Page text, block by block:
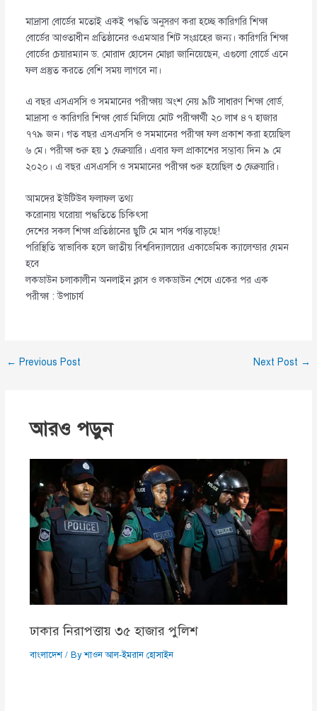
মাদ্রাসা বোর্ডের মতোই একই পদ্ধতি অনুসরণ করা হচ্ছে কারিগরি শিক্ষা
বোর্ডের আওতাধীন প্রতিষ্ঠানের ওএমআর শিট সংগ্রহের জন্য। কারিগরি শিক্ষা
বোর্ডের চেয়ারম্যান ড. মোরাদ হোসেন মোল্লা জানিয়েছেন, এগুলো বোর্ডে এনে
ফল প্রস্তুত করতে বেশি সময় লাগবে না।
এ বছর এসএসসি ও সমমানের পরীক্ষায় অংশ নেয় ৯টি সাধারণ শিক্ষা বোর্ড,
মাদ্রাসা ও কারিগরি শিক্ষা বোর্ড মিলিয়ে মোট পরীক্ষার্থী ২০ লাখ ৪৭ হাজার
৭৭৯ জন। গত বছর এসএসসি ও সমমানের পরীক্ষা ফল প্রকাশ করা হয়েছিল
৬ মে। পরীক্ষা শুরু হয় ১ ফেব্রুয়ারি। এবার ফল প্রাকাশের সম্ভাব্য দিন ৯ মে
২০২০। এ বছর এসএসসি ও সমমানের পরীক্ষা শুরু হয়েছিল ৩ ফেব্রুয়ারি।
আমদের ইউটিউব ফলাফল তথ্য
করোনায় ঘরোয়া পদ্ধতিতে চিকিৎসা
দেশের সকল শিক্ষা প্রতিষ্ঠানের ছুটি মে মাস পর্যন্ত বাড়ছে!
পরিস্থিতি স্বাভাবিক হলে জাতীয় বিশ্ববিদ্যালয়ের একাডেমিক ক্যালেন্ডার যেমন
হবে
লকডাউন চলাকালীন অনলাইন ক্লাস ও লকডাউন শেষে একের পর এক
পরীক্ষা : উপাচার্য
← Previous Post Next Post →
আরও পড়ুন
ঢাকার নিরাপত্তায় ৩৫ হাজার পুলিশ
বাংলাদেশ/ Byশাওন আল-ইমরান হোসাইন